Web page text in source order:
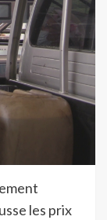
les prix